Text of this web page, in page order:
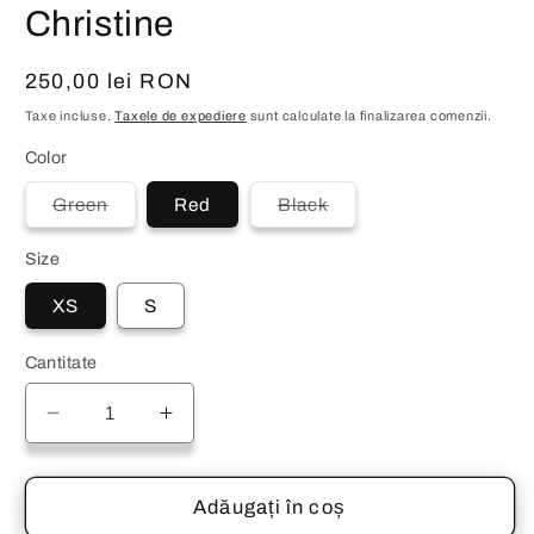
Christine
Preț
obișnuit
250,00 lei RON
Taxe incluse.Taxele de expediere sunt calculate la finalizarea comenzii.
Color
GreenVarianta
are
stocul
este
indisponibilă
Red BlackVarianta
are
stocul
Size
XS S
Cantitate
Reduceți
cantitatea
pentru
Creșteți
cantitatea
pentru
Rochie
Adăugați în coș